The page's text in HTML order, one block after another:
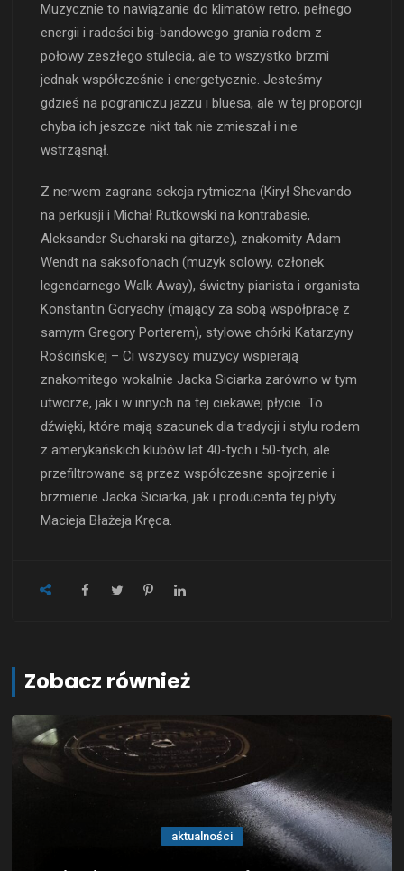
Muzycznie to nawiązanie do klimatów retro, pełnego
energii i radości big-bandowego grania rodem z
połowy zeszłego stulecia, ale to wszystko brzmi
jednak współcześnie i energetycznie. Jesteśmy
gdzieś na pograniczu jazzu i bluesa, ale w tej proporcji
chyba ich jeszcze nikt tak nie zmieszał i nie
wstrząsnął.
Z nerwem zagrana sekcja rytmiczna (Kirył Shevando
na perkusji i Michał Rutkowski na kontrabasie,
Aleksander Sucharski na gitarze), znakomity Adam
Wendt na saksofonach (muzyk solowy, członek
legendarnego Walk Away), świetny pianista i organista
Konstantin Goryachy (mający za sobą współpracę z
samym Gregory Porterem), stylowe chórki Katarzyny
Rościńskiej – Ci wszyscy muzycy wspierają
znakomitego wokalnie Jacka Siciarka zarówno w tym
utworze, jak i w innych na tej ciekawej płycie. To
dźwięki, które mają szacunek dla tradycji i stylu rodem
z amerykańskich klubów lat 40-tych i 50-tych, ale
przefiltrowane są przez współczesne spojrzenie i
brzmienie Jacka Siciarka, jak i producenta tej płyty
Macieja Błażeja Kręca.
Zobacz również
aktualności